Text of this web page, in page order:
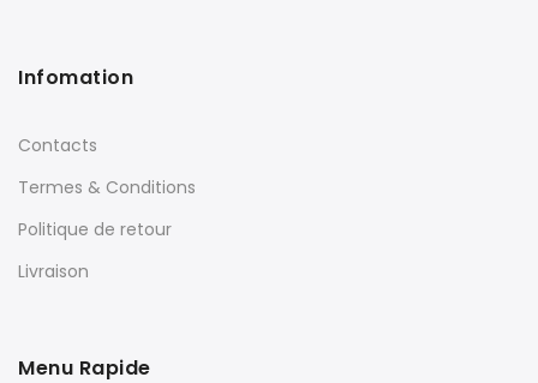
Infomation
Contacts
Termes & Conditions
Politique de retour
Livraison
Menu Rapide